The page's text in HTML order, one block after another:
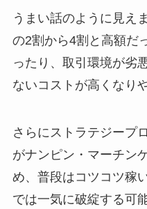
うまい話のように見え
の2割から4割と高額だ
ったり、取引環境が劣
ないコストが高くなり
さらにストラテジープ
がナンピン・マーチン
め、普段はコツコツ稼
では一気に破綻する可